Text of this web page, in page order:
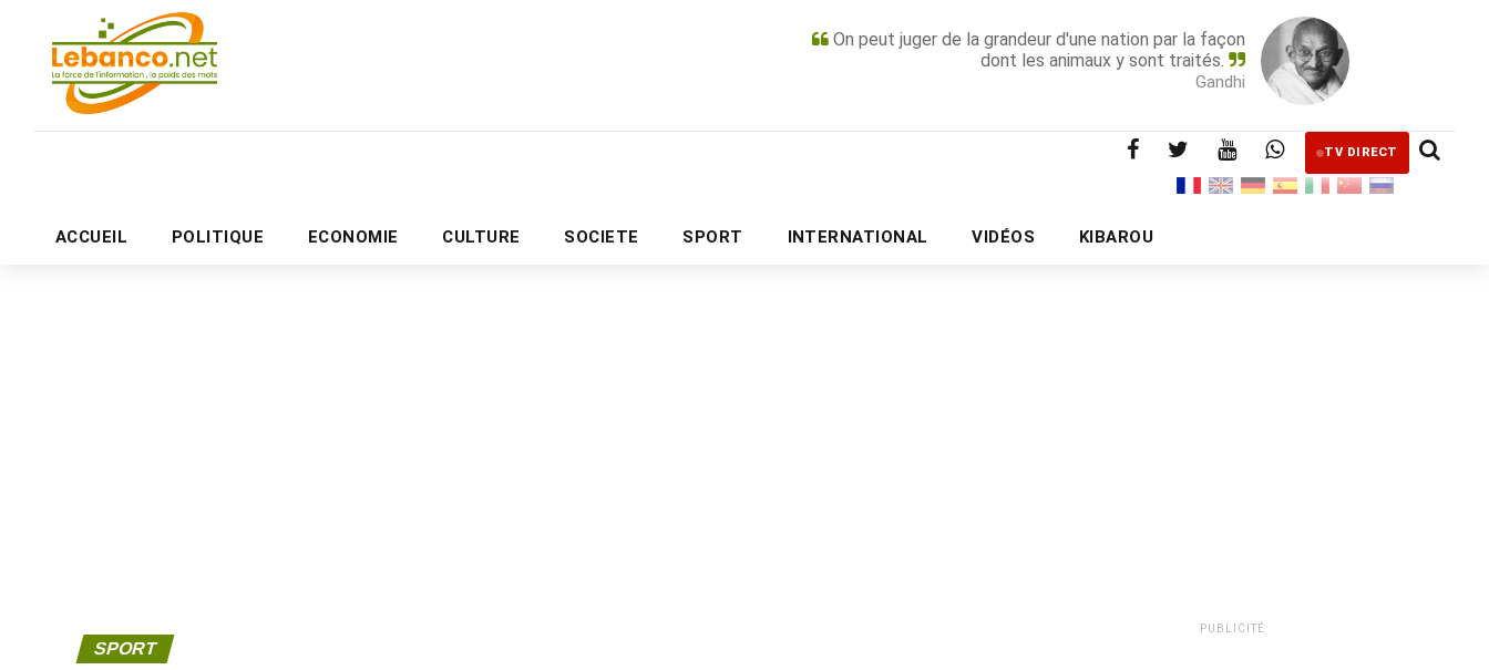
On peut juger de la grandeur d'une nation par la façon
dont les animaux y sont traités.
Gandhi
TV DIRECT
ACCUEIL POLITIQUE ECONOMIE CULTURE SOCIETE SPORT INTERNATIONAL VIDÉOS KIBAROU
PUBLICITÉ
SPORT
PUBLICITÉ